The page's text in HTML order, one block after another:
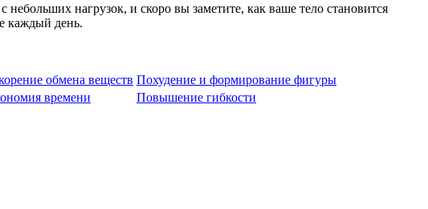
нагрузок, и скоро вы заметите, как ваше тело становится
каждый день.
обмена веществ Похудение и формирование фигуры
времени Повышение гибкости